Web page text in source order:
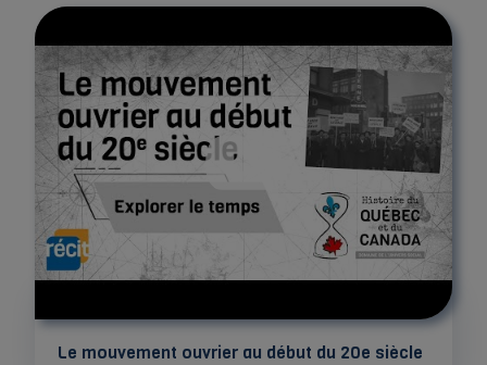
Le mouvement ouvrier au début du 20e siècle